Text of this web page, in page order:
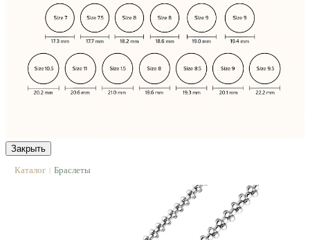
Закрыть
Каталог | Браслеты